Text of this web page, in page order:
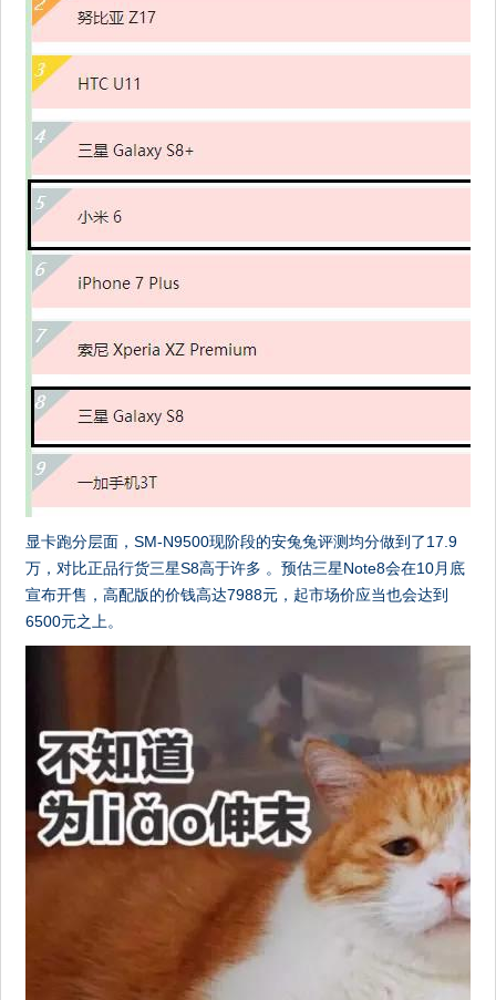
显卡跑分层面，SM-N9500现阶段的安兔兔评测均分做到了17.9
万，对比正品行货三星S8高于许多 。预估三星Note8会在10月底
宣布开售，高配版的价钱高达7988元，起市场价应当也会达到
6500元之上。